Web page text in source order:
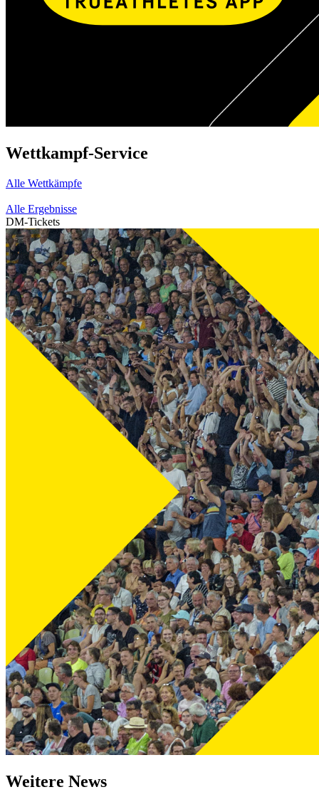
Wettkampf-Service
Alle Wettkämpfe
Alle Ergebnisse
DM-Tickets
Weitere News